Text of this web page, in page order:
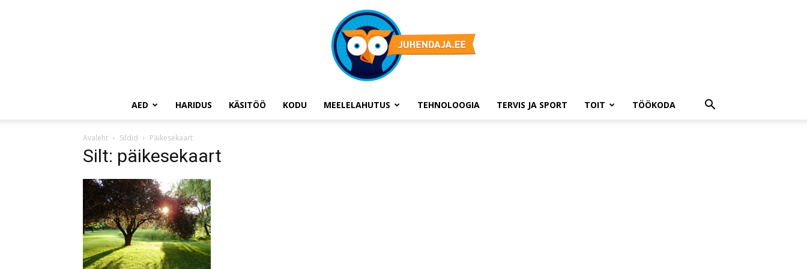
AED HARIDUS KÄSITÖÖ KODU MEELELAHUTUS TEHNOLOOGIA TERVIS JA SPORT TOIT TÖÖKODA
Avaleht Sildid Päikesekaart
Silt: päikesekaart